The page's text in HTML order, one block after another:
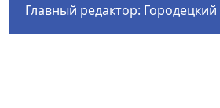
Главный редактор: